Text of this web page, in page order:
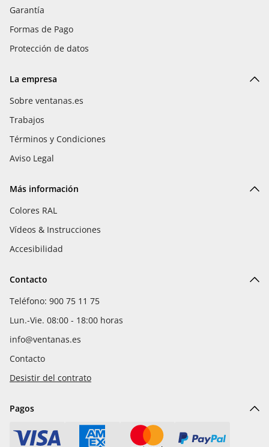
Garantía
Formas de Pago
Protección de datos
La empresa
Sobre ventanas.es
Trabajos
Términos y Condiciones
Aviso Legal
Más información
Colores RAL
Vídeos & Instrucciones
Accesibilidad
Contacto
Teléfono: 900 75 11 75
Lun.-Vie. 08:00 - 18:00 horas
info@ventanas.es
Contacto
Desistir del contrato
Pagos